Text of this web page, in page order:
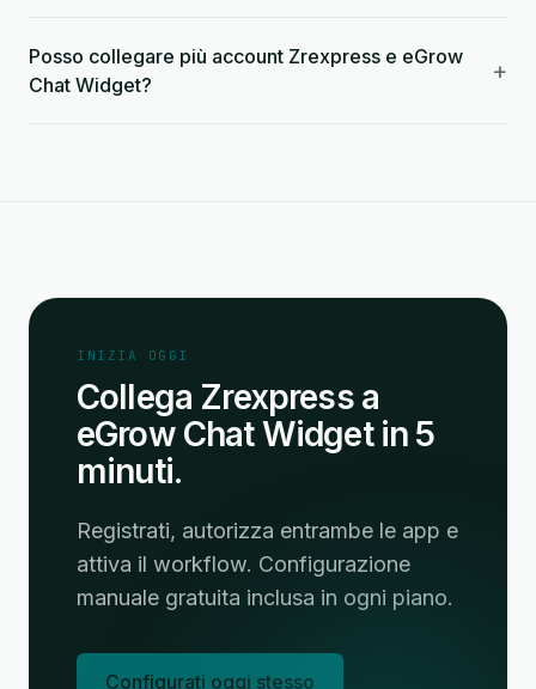
Posso collegare più account Zrexpress e eGrow
Chat Widget?
+
INIZIA OGGI
Collega Zrexpress a
eGrow Chat Widget in 5
minuti.
Registrati, autorizza entrambe le app e
attiva il workflow. Configurazione
manuale gratuita inclusa in ogni piano.
Configurati oggi stesso